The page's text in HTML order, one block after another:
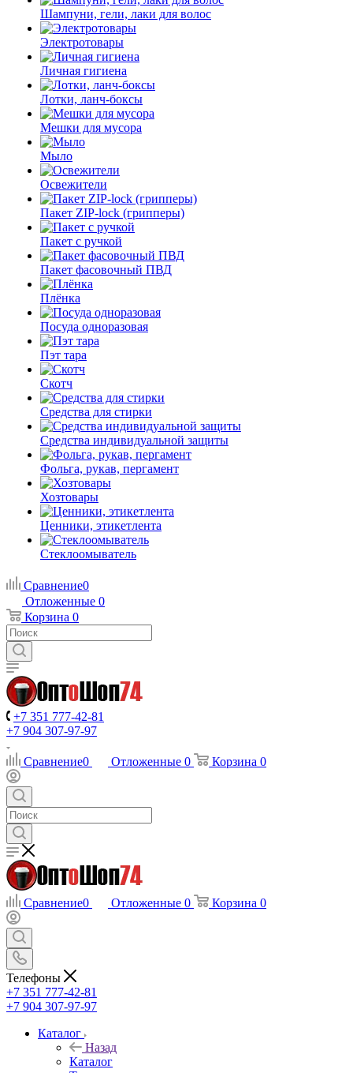
Шампуни, гели, лаки для волос
Электротовары
Личная гигиена
Лотки, ланч-боксы
Мешки для мусора
Мыло
Освежители
Пакет ZIP-lock (грипперы)
Пакет с ручкой
Пакет фасовочный ПВД
Плёнка
Посуда одноразовая
Пэт тара
Скотч
Средства для стирки
Средства индивидуальной защиты
Фольга, рукав, пергамент
Хозтовары
Ценники, этикетлента
Стеклоомыватель
Сравнение0
Отложенные 0
Корзина 0
+7 351 777-42-81
+7 904 307-97-97
Сравнение0 Отложенные 0 Корзина 0
Сравнение0 Отложенные 0 Корзина 0
Телефоны
+7 351 777-42-81
+7 904 307-97-97
Каталог
Назад
Каталог